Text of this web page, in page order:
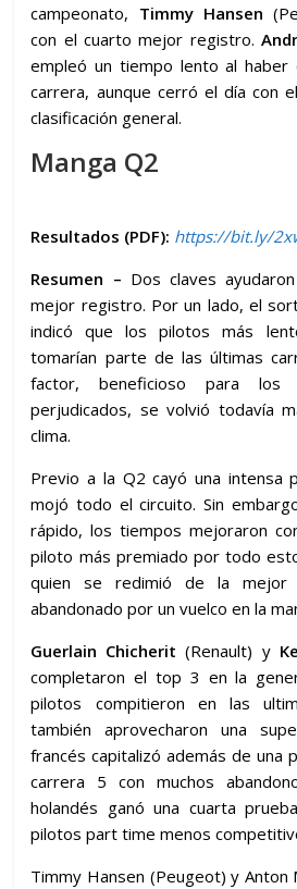
campeonato, Timmy Hansen
con el cuarto mejor registro.
empleó un tiempo lento al haber
carrera, aunque cerró el día con
clasificación general.
Manga Q2
Resultados (PDF): https://bit.ly/
Resumen – Dos claves
mejor registro. Por un lado, el
indicó que los pilotos más
tomarían parte de las últimas
factor, beneficioso para los
perjudicados, se volvió todavía
clima.
Previo a la Q2 cayó una intensa
mojó todo el circuito. Sin
rápido, los tiempos mejoraron
piloto más premiado por todo
quien se redimió de la mejor
abandonado por un vuelco en la
Guerlain Chicherit (Renault) y
completaron el top 3 en la
pilotos compitieron en las
también aprovecharon una
francés capitalizó además de una
carrera 5 con muchos
holandés ganó una cuarta
pilotos part time menos
Timmy Hansen (Peugeot) y Anton